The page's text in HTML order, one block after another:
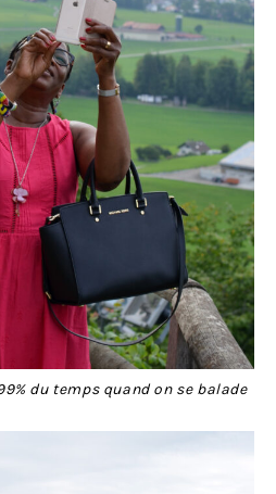
du temps quand on se balade